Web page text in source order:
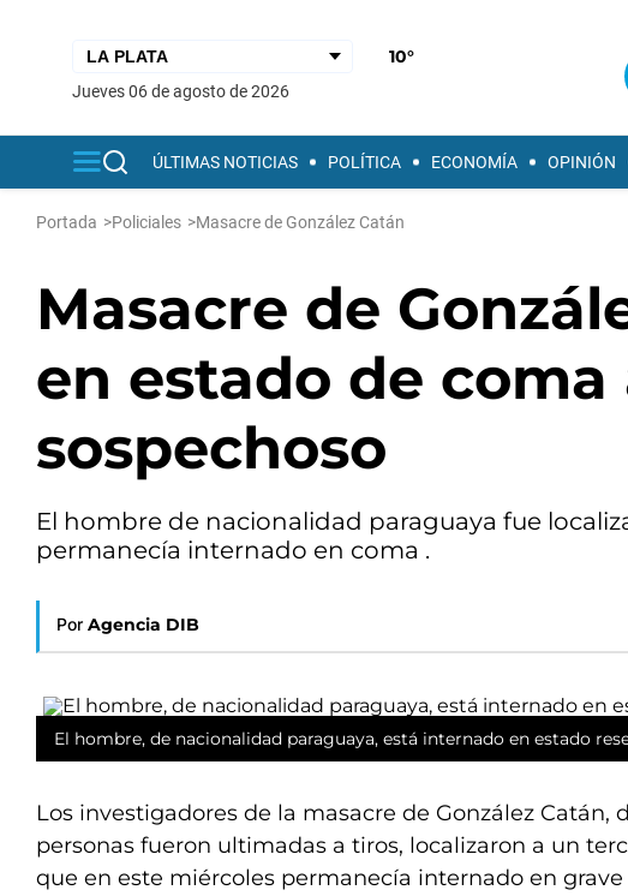
10°
jueves 06 de agosto de 2026
ÚLTIMAS NOTICIAS POLÍTICA ECONOMÍA OPINIÓN
Portada >Policiales >Masacre de González Catán
Masacre de
en estado de
sospechoso
El hombre de nacionalidad paraguaya fue
permanecía internado en coma .
Por Agencia DIB
El hombre, de nacionalidad paraguaya, está internado en estado
Los investigadores de la masacre de González Catán,
personas fueron ultimadas a tiros, localizaron a un
que en este miércoles permanecía internado en